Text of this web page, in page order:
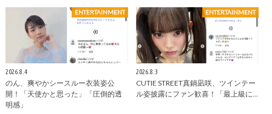
ENTERTAINMENT
2026.8.4
のん、爽やかシースルー衣装姿公
開！「天使かと思った」「圧倒的透
明感」
ENTERTAINMENT
2026.8.3
CUTIE STREET真鍋凪咲、ツインテー
ル姿披露にファン歓喜！「最上級に…